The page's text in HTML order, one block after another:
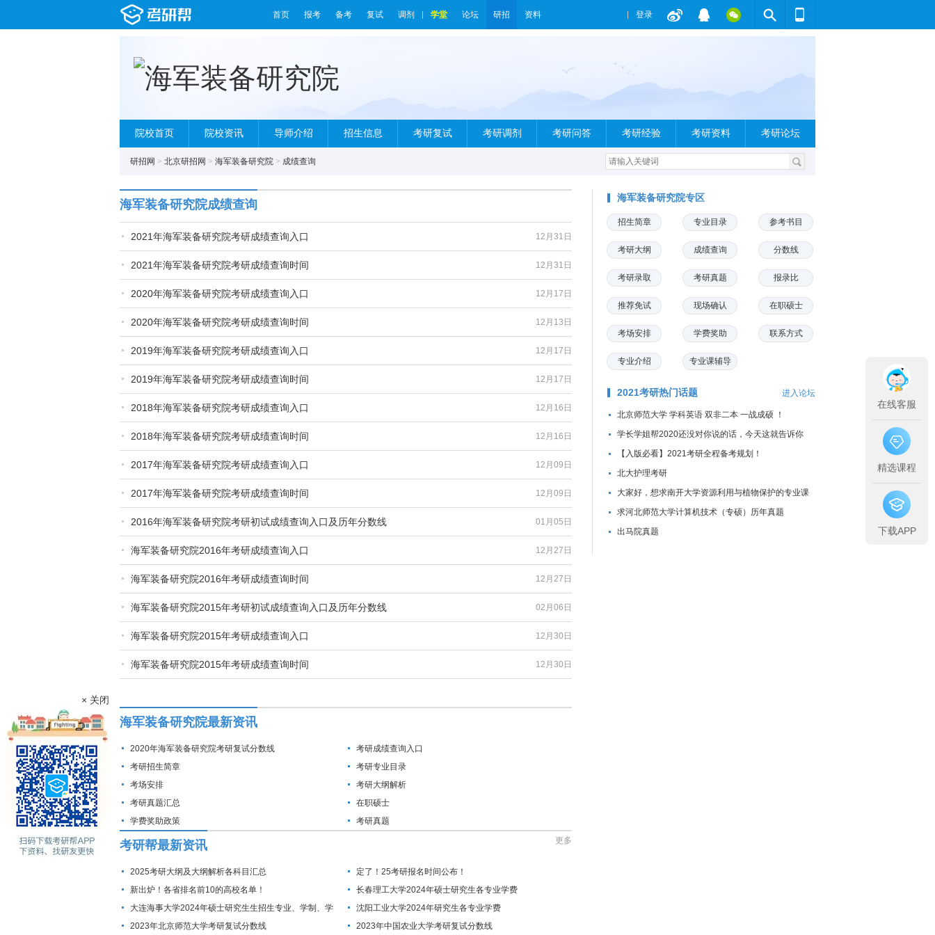
首页 报考 备考 复试 调剂 学堂 论坛 研招 资料 登录
院校首页 院校资讯 导师介绍 招生信息 考研复试 考研调剂 考研问答 考研经验 考研资料 考研论坛
研招网 > 北京研招网 > 海军装备研究院 > 成绩查询
海军装备研究院成绩查询
12月31日
2021年海军装备研究院考研成绩查询入口
12月31日
2021年海军装备研究院考研成绩查询时间
12月17日
2020年海军装备研究院考研成绩查询入口
12月13日
2020年海军装备研究院考研成绩查询时间
12月17日
2019年海军装备研究院考研成绩查询入口
12月17日
2019年海军装备研究院考研成绩查询时间
12月16日
2018年海军装备研究院考研成绩查询入口
12月16日
2018年海军装备研究院考研成绩查询时间
12月09日
2017年海军装备研究院考研成绩查询入口
12月09日
2017年海军装备研究院考研成绩查询时间
01月05日
2016年海军装备研究院考研初试成绩查询入口及历年分数线
12月27日
海军装备研究院2016年考研成绩查询入口
12月27日
海军装备研究院2016年考研成绩查询时间
02月06日
海军装备研究院2015年考研初试成绩查询入口及历年分数线
12月30日
海军装备研究院2015年考研成绩查询入口
12月30日
海军装备研究院2015年考研成绩查询时间
海军装备研究院最新资讯
2020年海军装备研究院考研复试分数线
考研成绩查询入口
考研招生简章
考研专业目录
考场安排
考研大纲解析
考研真题汇总
在职硕士
学费奖助政策
考研真题
考研帮最新资讯 更多
2025考研大纲及大纲解析各科目汇总
定了！25考研报名时间公布！
新出炉！各省排名前10的高校名单！
长春理工大学2024年硕士研究生各专业学费
大连海事大学2024年硕士研究生生招生专业、学制、学
费标准及拟招生人数
沈阳工业大学2024年研究生各专业学费
2023年北京师范大学考研复试分数线
2023年中国农业大学考研复试分数线
海军装备研究院专区
招生简章 专业目录 参考书目
考研大纲 成绩查询 分数线
考研录取 考研真题 报录比
推荐免试 现场确认 在职硕士
考场安排 学费奖助 联系方式
专业介绍 专业课辅导
2021考研热门话题 进入论坛
北京师范大学 学科英语 双非二本 一战成硕 ！
学长学姐帮2020还没对你说的话，今天这就告诉你
【入版必看】2021考研全程备考规划！
北大护理考研
大家好，想求南开大学资源利用与植物保护的专业课
资料...
求河北师范大学计算机技术（专硕）历年真题
出马院真题
× 关闭
在线客服
精选课程
下载APP